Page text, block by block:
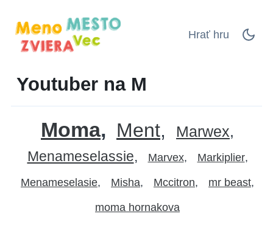
Hrať hru
Youtuber na M
Moma Ment Marwex
Menameselassie Marvex Markiplier
Menameselasie Misha Mccitron mr beast
moma hornakova